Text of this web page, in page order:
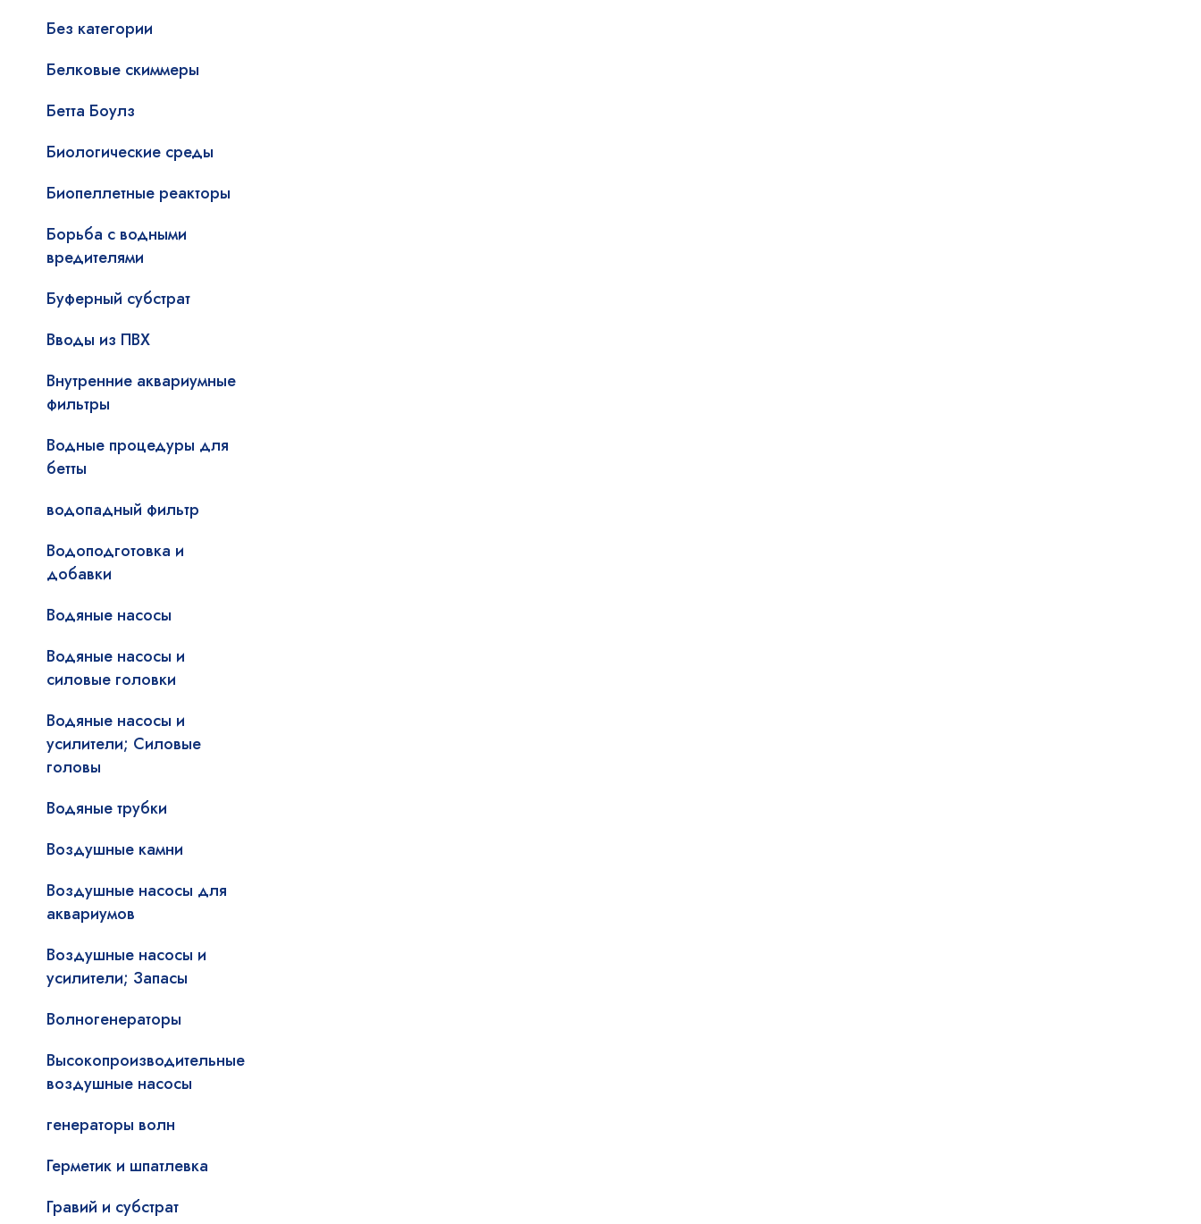
Без категории
Белковые скиммеры
Бетта Боулз
Биологические среды
Биопеллетные реакторы
Борьба с водными
вредителями
Буферный субстрат
Вводы из ПВХ
Внутренние аквариумные
фильтры
Водные процедуры для
бетты
водопадный фильтр
Водоподготовка и
добавки
Водяные насосы
Водяные насосы и
силовые головки
Водяные насосы и
усилители; Силовые
головы
Водяные трубки
Воздушные камни
Воздушные насосы для
аквариумов
Воздушные насосы и
усилители; Запасы
Волногенераторы
Высокопроизводительные
воздушные насосы
генераторы волн
Герметик и шпатлевка
Гравий и субстрат